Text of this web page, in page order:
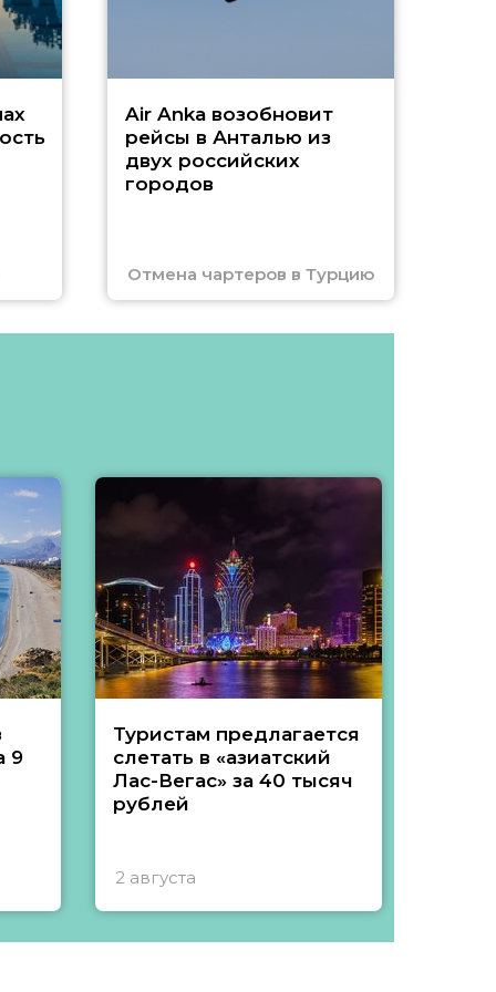
Air Anka возобновит
рейсы в Анталью из
двух российских
городов
Отмена чартеров в Турцию
9
Туристам предлагается
слетать в «азиатский
Лас-Вегас» за 40 тысяч
рублей
2 августа